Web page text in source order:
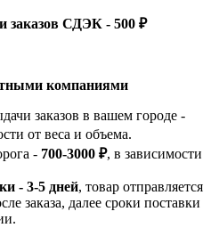
заказов СДЭК - 500 ₽
компаниями
заказов в вашем городе -
от веса и объема.
- 700-3000 ₽, в зависимости
- 3-5 дней, товар отправляется
заказа, далее сроки поставки